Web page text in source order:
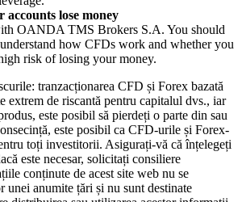
lose money
OANDA TMS Brokers S.A. You should
how CFDs work and whether you
risk of losing your money.
tranzacționarea CFD și Forex bazată
extrem de riscantă pentru capitalul dvs., iar
este posibil să pierdeți o parte din sau
este posibil ca CFD-urile și Forex-
toți investitorii. Asigurați-vă că înțelegeți
este necesar, solicitați consiliere
conținute de acest site web nu se
unei anumite țări și nu sunt destinate